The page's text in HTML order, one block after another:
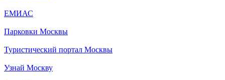
ЕМИАС
Парковки Москвы
Туристический портал Москвы
Узнай Москву